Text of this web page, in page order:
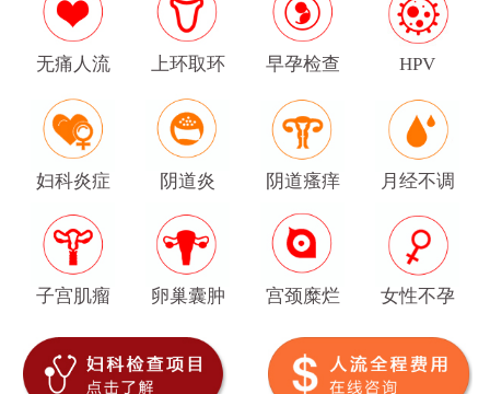
无痛人流 上环取环 早孕检查 HPV
妇科炎症 阴道炎 阴道瘙痒 月经不调
子宫肌瘤 卵巢囊肿 宫颈糜烂 女性不孕